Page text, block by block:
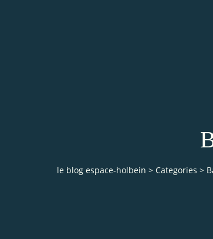
le blog espace-holbein > Categories >